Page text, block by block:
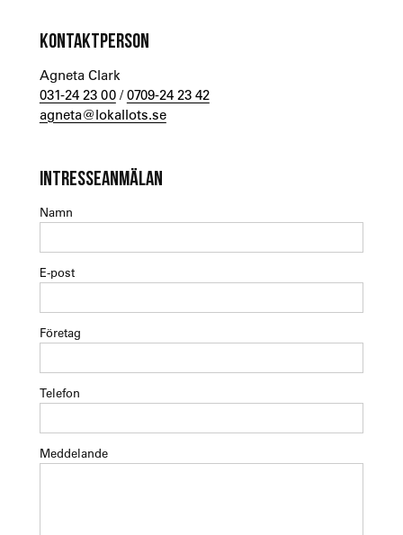
KONTAKTPERSON
Agneta Clark
031-24 23 00/0709-24 23 42
agneta@lokallots.se
INTRESSEANMÄLAN
Namn
E-post
Företag
Telefon
Meddelande